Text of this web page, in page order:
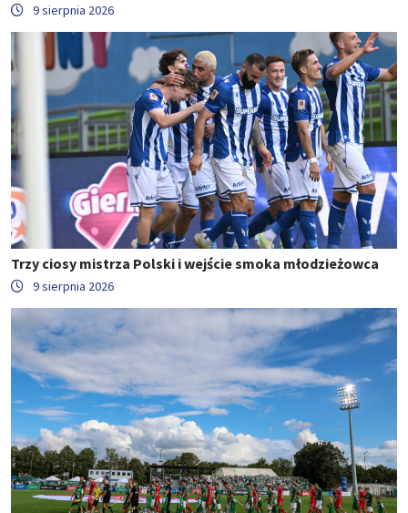
9 sierpnia 2026
Trzy ciosy mistrza Polski i wejście smoka młodzieżowca
9 sierpnia 2026